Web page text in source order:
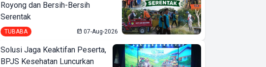
Royong dan Bersih-Bersih
Serentak
TUBABA 07-Aug-2026
Solusi Jaga Keaktifan Peserta,
BPJS Kesehatan Luncurkan